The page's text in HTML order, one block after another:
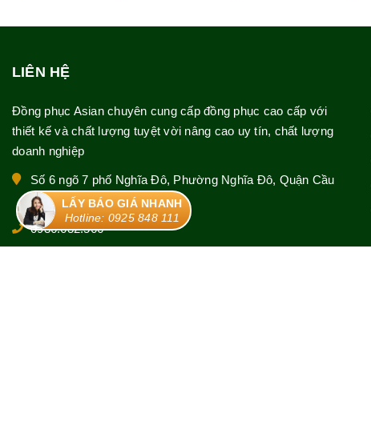
LIÊN HỆ
Đồng phục Asian chuyên cung cấp đồng phục cao cấp với
thiết kế và chất lượng tuyệt vời nâng cao uy tín, chất lượng
doanh nghiệp
Số 6 ngõ 7 phố Nghĩa Đô, Phường Nghĩa Đô, Quận Cầu
Giấy, TP Hà Nội
0936.632.566
LẤY BÁO GIÁ NHANH
Hotline: 0925 848 111